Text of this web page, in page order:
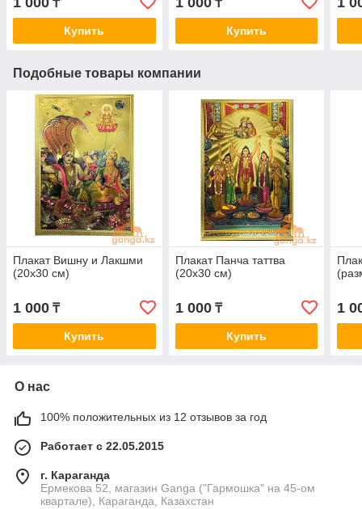
₸
Купить
₸
Купить
Подобные товары компании
Плакат Вишну и Лакшми
(20х30 см)
1 000 ₸
Купить
Плакат Панча таттва
(20х30 см)
1 000₸
Купить
1
О нас
100% положительных из 12 отзывов за год
Работает с 22.05.2015
г. Караганда
Ермекова 52, магазин Ganga ("Гармошка" на 45-ом
квартале), Караганда, Казахстан